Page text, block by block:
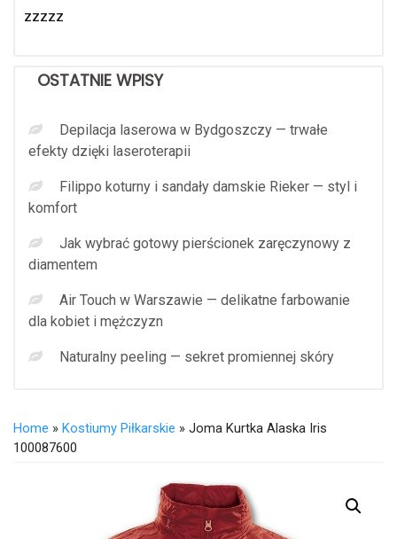
zzzzz
OSTATNIE WPISY
Depilacja laserowa w Bydgoszczy — trwałe
efekty dzięki laseroterapii
Filippo koturny i sandały damskie Rieker — styl i
komfort
Jak wybrać gotowy pierścionek zaręczynowy z
diamentem
Air Touch w Warszawie — delikatne farbowanie
dla kobiet i mężczyzn
Naturalny peeling — sekret promiennej skóry
Home » Kostiumy Piłkarskie » Joma Kurtka Alaska Iris
100087600